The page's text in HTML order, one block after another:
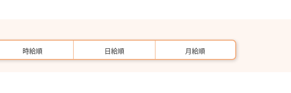
時給順 日給順 月給順